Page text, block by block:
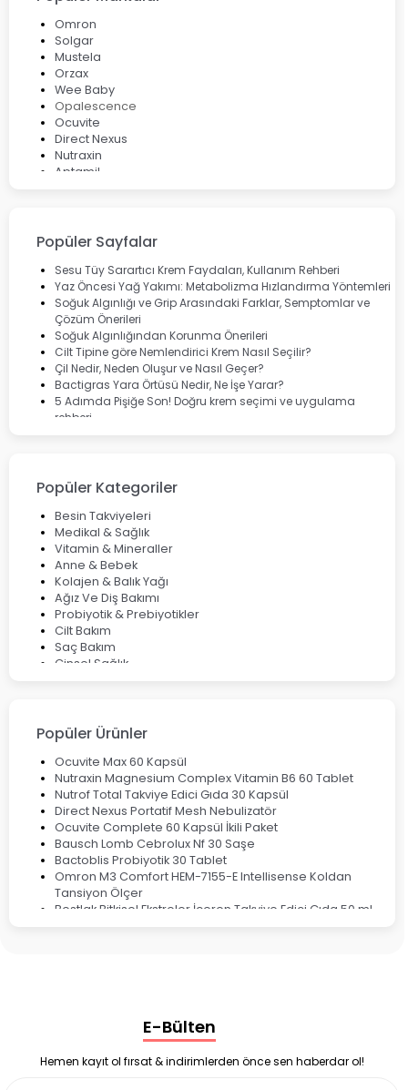
Omron
Solgar
Mustela
Orzax
Wee Baby
Opalescence
Ocuvite
Direct Nexus
Nutraxin
Aptamil
Lansinoh
Cebrolux
Dermoskin
Marvis
Rcfarma
Popüler Sayfalar
Sesu Tüy Sarartıcı Krem Faydaları, Kullanım Rehberi
Yaz Öncesi Yağ Yakımı: Metabolizma Hızlandırma Yöntemleri
Soğuk Algınlığı ve Grip Arasındaki Farklar, Semptomlar ve
Çözüm Önerileri
Soğuk Algınlığından Korunma Önerileri
Cilt Tipine göre Nemlendirici Krem Nasıl Seçilir?
Çil Nedir, Neden Oluşur ve Nasıl Geçer?
Bactigras Yara Örtüsü Nedir, Ne İşe Yarar?
5 Adımda Pişiğe Son! Doğru krem seçimi ve uygulama
rehberi
Çözüm Yolları
Bocavirüs Enfeksiyonu Hakkında Bilmeniz Gerekenler
Deep Flex Topraklama Matı Nedir? Detaylı Rehber
Mumiyo Nedir? Faydaları ve Kullanım Alanları Nelerdir?
Popüler Kategoriler
Besin Takviyeleri
Medikal & Sağlık
Vitamin & Mineraller
Anne & Bebek
Kolajen & Balık Yağı
Ağız Ve Diş Bakımı
Probiyotik & Prebiyotikler
Cilt Bakım
Saç Bakım
Cinsel Sağlık
Popüler Ürünler
Ocuvite Max 60 Kapsül
Nutraxin Magnesium Complex Vitamin B6 60 Tablet
Nutrof Total Takviye Edici Gıda 30 Kapsül
Direct Nexus Portatif Mesh Nebulizatör
Ocuvite Complete 60 Kapsül İkili Paket
Bausch Lomb Cebrolux Nf 30 Saşe
Bactoblis Probiyotik 30 Tablet
Omron M3 Comfort HEM-7155-E Intellisense Koldan
Tansiyon Ölçer
Bestlak Bitkisel Ekstreler İçeren Takviye Edici Gıda 50 ml
Enterogermina Family 5 ml 20 Flakon
Deep Flex Stres Azaltıcı ve Enerji Dengeleyici Topraklama
Matı Set 40x60 cm
Deep Flex Stres Azaltıcı ve Enerji Dengeleyici Topraklama
E-Bülten
Hemen kayıt ol fırsat & indirimlerden önce sen haberdar ol!